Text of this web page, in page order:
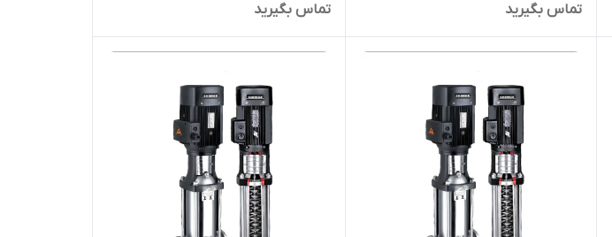
الکترو پمپ پروانه استیل فشار قوی
دیگ بخار
تماس بگیرید
الکترو پمپ پروانه استیل فشار قوی
دیگ بخار
تماس بگیرید